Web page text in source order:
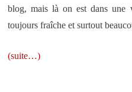
blog, mais là on est dans une
toujours fraîche et surtout
(suite…)